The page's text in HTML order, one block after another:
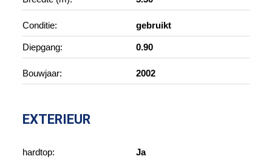
Conditie: gebruikt
Diepgang: 0.90
Bouwjaar: 2002
EXTERIEUR
hardtop: Ja